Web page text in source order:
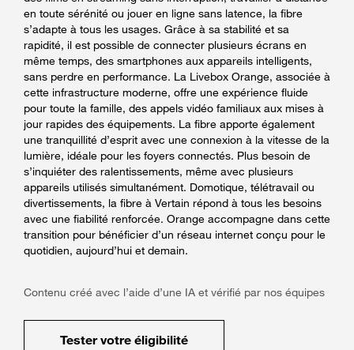
en toute sérénité ou jouer en ligne sans latence, la fibre
s’adapte à tous les usages. Grâce à sa stabilité et sa
rapidité, il est possible de connecter plusieurs écrans en
même temps, des smartphones aux appareils intelligents,
sans perdre en performance. La Livebox Orange, associée à
cette infrastructure moderne, offre une expérience fluide
pour toute la famille, des appels vidéo familiaux aux mises à
jour rapides des équipements. La fibre apporte également
une tranquillité d’esprit avec une connexion à la vitesse de la
lumière, idéale pour les foyers connectés. Plus besoin de
s’inquiéter des ralentissements, même avec plusieurs
appareils utilisés simultanément. Domotique, télétravail ou
divertissements, la fibre à Vertain répond à tous les besoins
avec une fiabilité renforcée. Orange accompagne dans cette
transition pour bénéficier d’un réseau internet conçu pour le
quotidien, aujourd’hui et demain.
Contenu créé avec l’aide d’une IA et vérifié par nos équipes
Tester votre éligibilité